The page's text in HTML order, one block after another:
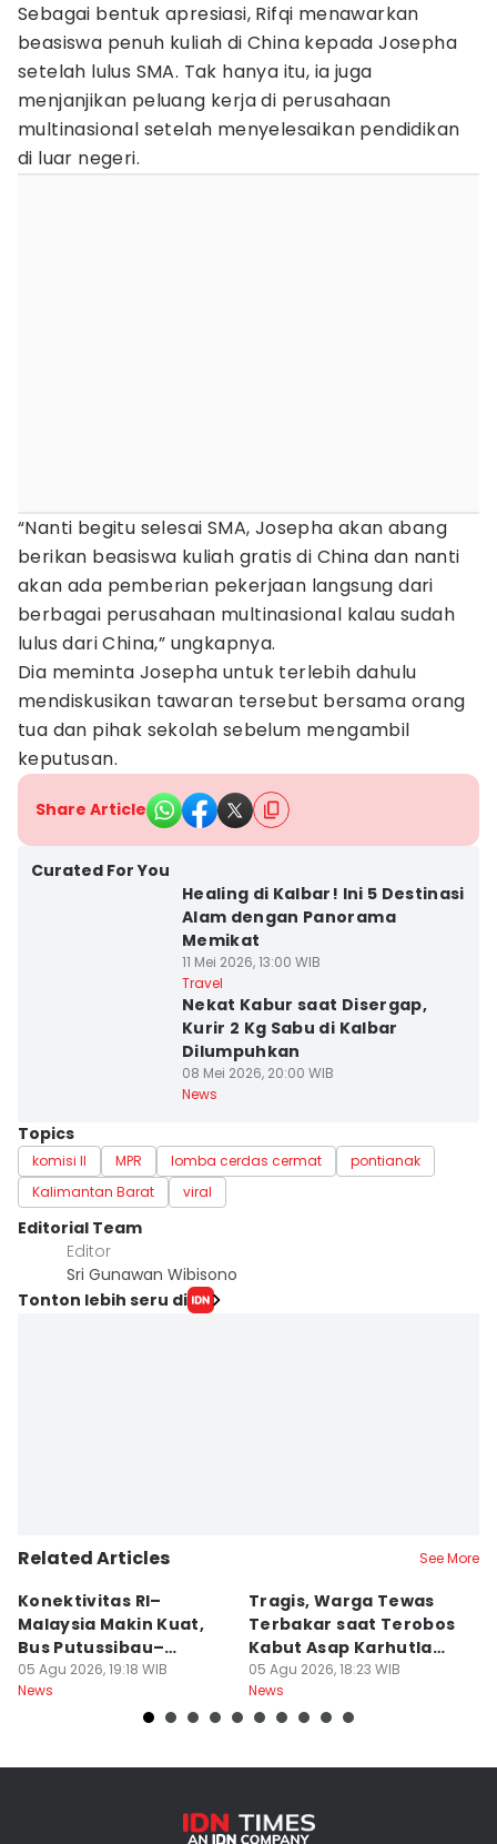
Sebagai bentuk apresiasi, Rifqi menawarkan
beasiswa penuh kuliah di China kepada Josepha
setelah lulus SMA. Tak hanya itu, ia juga
menjanjikan peluang kerja di perusahaan
multinasional setelah menyelesaikan pendidikan
di luar negeri.
“Nanti begitu selesai SMA, Josepha akan abang
berikan beasiswa kuliah gratis di China dan nanti
akan ada pemberian pekerjaan langsung dari
berbagai perusahaan multinasional kalau sudah
lulus dari China,” ungkapnya.
Dia meminta Josepha untuk terlebih dahulu
mendiskusikan tawaran tersebut bersama orang
tua dan pihak sekolah sebelum mengambil
keputusan.
Share Article
Curated For You
Healing di Kalbar! Ini 5 Destinasi
Alam dengan Panorama
Memikat
11 Mei 2026, 13:00 WIB
Travel
Nekat Kabur saat Disergap,
Kurir 2 Kg Sabu di Kalbar
Dilumpuhkan
08 Mei 2026, 20:00 WIB
News
Topics
komisi II MPR lomba cerdas cermat
pontianak
Kalimantan Barat
viral
Editorial Team
Editor
Sri Gunawan Wibisono
Tonton lebih seru di
Related Articles See More
Konektivitas RI–
Malaysia Makin Kuat,
Bus Putussibau–
Kuching Masuki Final
05 Agu 2026, 19:18 WIB
News
Tragis, Warga Tewas
Terbakar saat Terobos
Kabut Asap Karhutla
Ketapang
05 Agu 2026, 18:23 WIB
News